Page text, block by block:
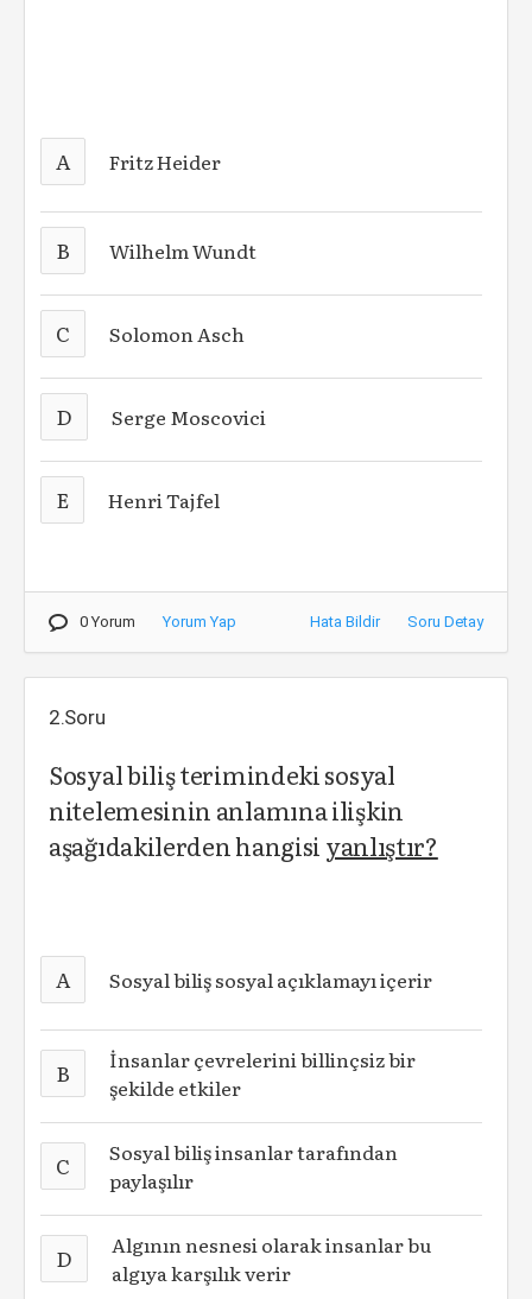
A Fritz Heider
B Wilhelm Wundt
C Solomon Asch
D Serge Moscovici
E Henri Tajfel
0 Yorum Yorum Yap Hata Bildir Soru Detay
2.Soru
Sosyal biliş terimindeki sosyal
nitelemesinin anlamına ilişkin
aşağıdakilerden hangisi yanlıştır?
A Sosyal biliş sosyal açıklamayı içerir
B
İnsanlar çevrelerini billinçsiz bir
şekilde etkiler
C
Sosyal biliş insanlar tarafından
paylaşılır
D
Algının nesnesi olarak insanlar bu
algıya karşılık verir